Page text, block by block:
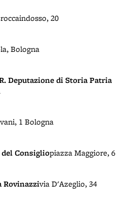
20
Bologna
Deputazione di Storia Patria
1 Bologna
del Consigliopiazza Maggiore, 6
Rovinazzivia D'Azeglio, 34